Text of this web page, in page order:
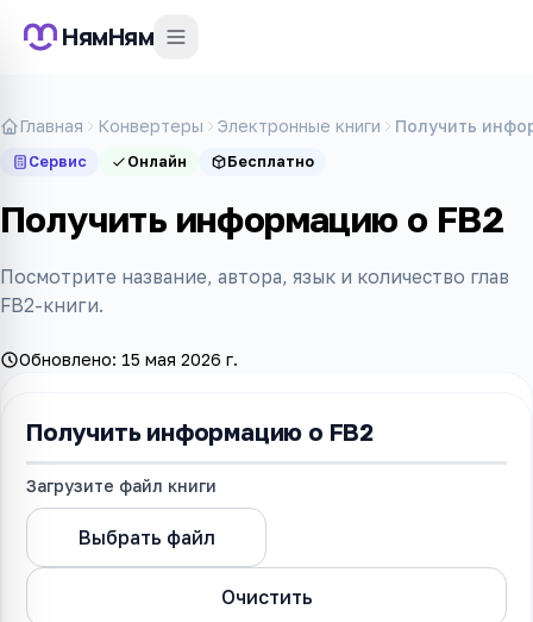
НямНям
Главная Конвертеры Электронные книги Получить
Сервис Онлайн Бесплатно
Получить информацию о FB2
Посмотрите название, автора, язык и количество глав
FB2-книги.
Обновлено: 15 мая 2026 г.
Получить информацию о FB2
Загрузите файл книги
Выбрать файл
Очистить